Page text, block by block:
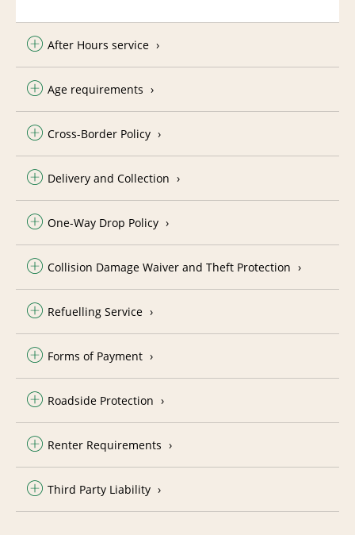
After Hours service
Age requirements
Cross-Border Policy
Delivery and Collection
One-Way Drop Policy
Collision Damage Waiver and Theft Protection
Refuelling Service
Forms of Payment
Roadside Protection
Renter Requirements
Third Party Liability